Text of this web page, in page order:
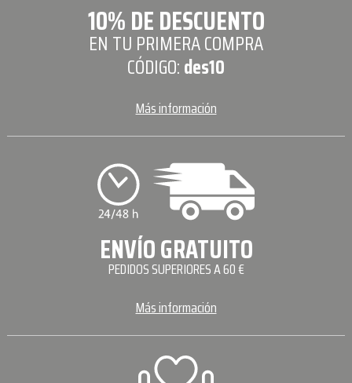
10% DE DESCUENTO
EN TU PRIMERA COMPRA
CÓDIGO:des10
Más información
ENVÍO GRATUITO
PEDIDOS SUPERIORES A 60 €
Más información